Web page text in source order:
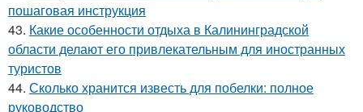
пошаговая инструкция
43. Какие особенности отдыха в Калининградской
области делают его привлекательным для иностранных
туристов
44. Сколько хранится известь для побелки: полное
руководство